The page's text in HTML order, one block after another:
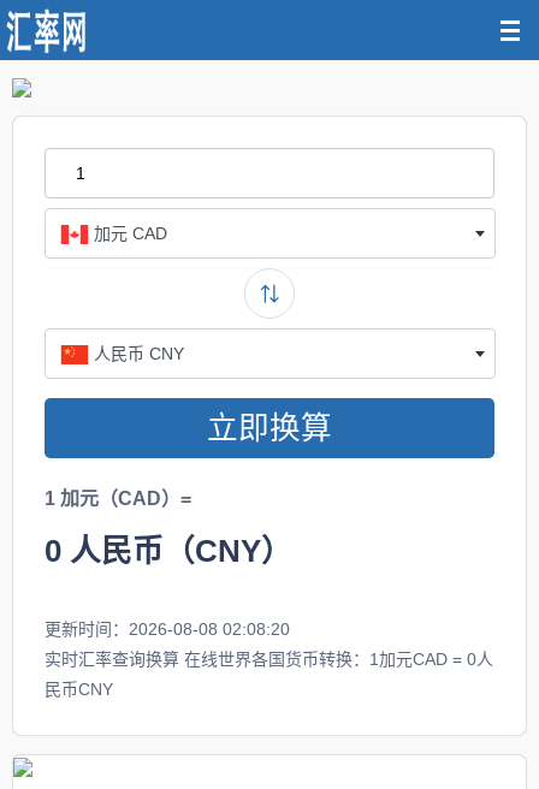
加元 CAD
人民币 CNY
立即换算
1 加元（CAD）=
0 人民币（CNY）
更新时间：2026-08-08 02:08:20
实时汇率查询换算 在线世界各国货币转换：1加元CAD = 0人
民币CNY